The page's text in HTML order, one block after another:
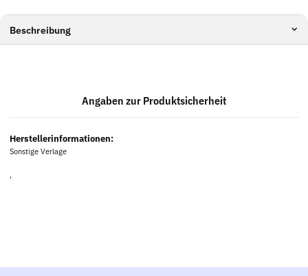
Beschreibung
Angaben zur Produktsicherheit
Herstellerinformationen:
Sonstige Verlage
,